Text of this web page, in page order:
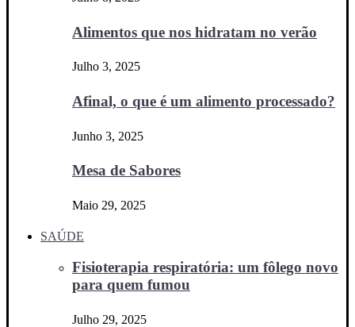
Alimentos que nos hidratam no verão
Julho 3, 2025
Afinal, o que é um alimento processado?
Junho 3, 2025
Mesa de Sabores
Maio 29, 2025
SAÚDE
Fisioterapia respiratória: um fôlego novo
para quem fumou
Julho 29, 2025